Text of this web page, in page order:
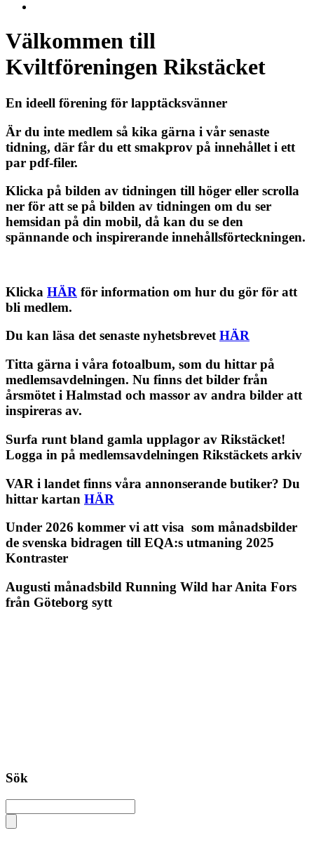
Välkommen till
Kviltföreningen Rikstäcket
En ideell förening för lapptäcksvänner
Är du inte medlem så kika gärna i vår senaste
tidning, där får du ett smakprov på innehållet i ett
par pdf-filer.
Klicka på bilden av tidningen till höger eller scrolla
ner för att se på bilden av tidningen om du ser
hemsidan på din mobil, då kan du se den
spännande och inspirerande innehållsförteckningen.
Klicka HÄR för information om hur du gör för att
bli medlem.
Du kan läsa det senaste nyhetsbrevetHÄR
Titta gärna i våra fotoalbum, som du hittar på
medlemsavdelningen. Nu finns det bilder från
årsmötet i Halmstad och massor av andra bilder att
inspireras av.
Surfa runt bland gamla upplagor av Rikstäcket!
Logga in på medlemsavdelningen Rikstäckets arkiv
VAR i landet finns våra annonserande butiker? Du
hittar kartan HÄR
Under 2026 kommer vi att visa som månadsbilder
de svenska bidragen till EQA:s utmaning 2025
Kontraster
Augusti månadsbild Running Wild har Anita Fors
från Göteborg sytt
Sök